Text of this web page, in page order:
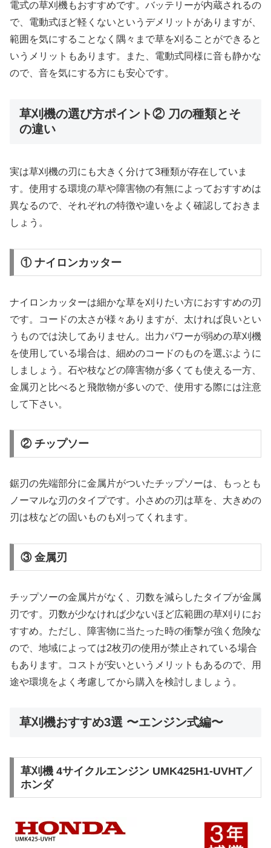
電式の草刈機もおすすめです。バッテリーが内蔵されるの
で、電動式ほど軽くないというデメリットがありますが、
範囲を気にすることなく隅々まで草を刈ることができると
いうメリットもあります。また、電動式同様に音も静かな
ので、音を気にする方にも安心です。
草刈機の選び方ポイント② 刀の種類とそ
の違い
実は草刈機の刃にも大きく分けて3種類が存在していま
す。使用する環境の草や障害物の有無によっておすすめは
異なるので、それぞれの特徴や違いをよく確認しておきま
しょう。
① ナイロンカッター
ナイロンカッターは細かな草を刈りたい方におすすめの刃
です。コードの太さが様々ありますが、太ければ良いとい
うものでは決してありません。出力パワーが弱めの草刈機
を使用している場合は、細めのコードのものを選ぶように
しましょう。石や枝などの障害物が多くても使える一方、
金属刃と比べると飛散物が多いので、使用する際には注意
して下さい。
② チップソー
鋸刃の先端部分に金属片がついたチップソーは、もっとも
ノーマルな刃のタイプです。小さめの刃は草を、大きめの
刃は枝などの固いものも刈ってくれます。
③ 金属刃
チップソーの金属片がなく、刃数を減らしたタイプが金属
刃です。刃数が少なければ少ないほど広範囲の草刈りにお
すすめ。ただし、障害物に当たった時の衝撃が強く危険な
ので、地域によっては2枚刃の使用が禁止されている場合
もあります。コストが安いというメリットもあるので、用
途や環境をよく考慮してから購入を検討しましょう。
草刈機おすすめ3選 〜エンジン式編〜
草刈機 4サイクルエンジン UMK425H1-UVHT／
ホンダ